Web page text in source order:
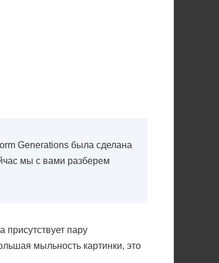
Generations была сделана
мы с вами разберем
пару
мыльность картинки, это